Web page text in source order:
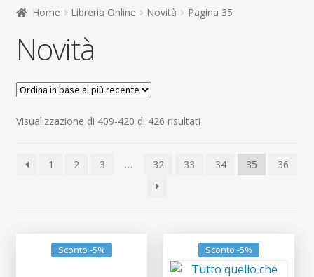
Don Bosco
Home Libreria Online Novità Pagina 35
Novità
Visualizzazione di 409-420 di 426 risultatiOrdina
1 2 3 … 32 33 34 35 36
Sconto -5% Sconto -5%